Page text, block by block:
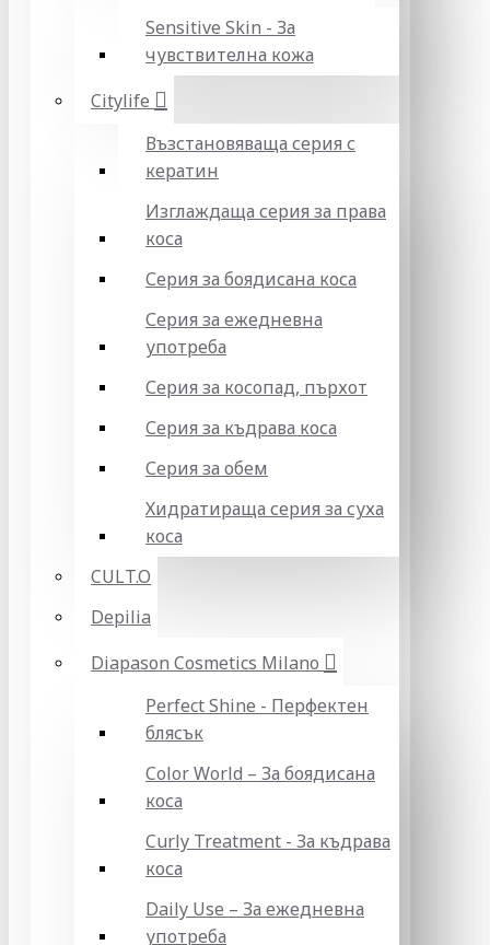
Sensitive Skin - За
чувствителна кожа
Citylife
Възстановяваща серия с
кератин
Изглаждаща серия за права
коса
Серия за боядисана коса
Серия за ежедневна
употреба
Серия за косопад, пърхот
Серия за къдрава коса
Серия за обем
Хидратираща серия за суха
коса
CULT.O
Depilia
Diapason Cosmetics Milano
Perfect Shine - Перфектен
блясък
Color World – За боядисана
коса
Curly Treatment - За къдрава
коса
Daily Use – За ежедневна
употреба